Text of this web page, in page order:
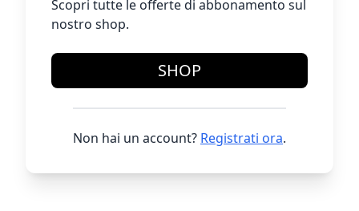
Scopri tutte le offerte di abbonamento sul
nostro shop.
SHOP
Non hai un account? Registrati ora.